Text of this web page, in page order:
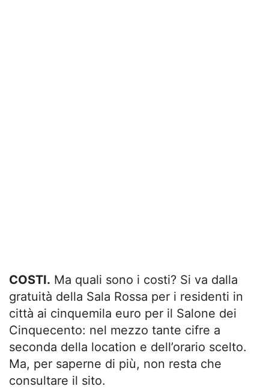
COSTI. Ma quali sono i costi? Si va dalla
gratuità della Sala Rossa per i residenti in
città ai cinquemila euro per il Salone dei
Cinquecento: nel mezzo tante cifre a
seconda della location e dell’orario scelto.
Ma, per saperne di più, non resta che
consultare il sito.